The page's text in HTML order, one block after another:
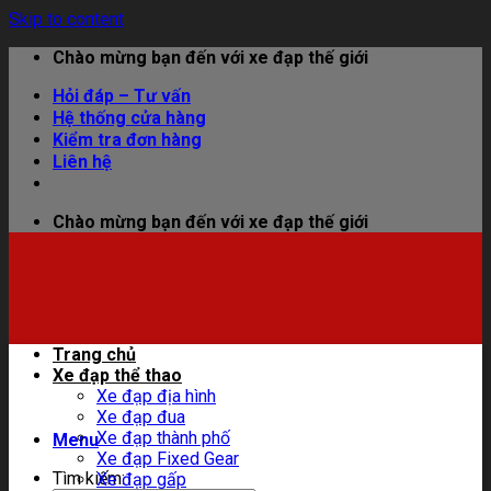
Skip to content
Chào mừng bạn đến với xe đạp thế giới
Hỏi đáp – Tư vấn
Hệ thống cửa hàng
Kiểm tra đơn hàng
Liên hệ
Chào mừng bạn đến với xe đạp thế giới
Menu
Tìm kiếm:
Trang chủ
Xe đạp thể thao
Xe đạp địa hình
Xe đạp đua
Xe đạp thành phố
Xe đạp Fixed Gear
Xe đạp gấp